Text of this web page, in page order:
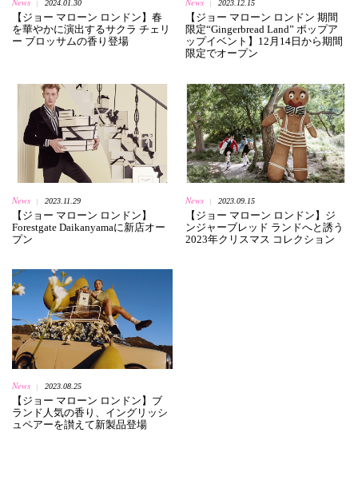
2024.01.30
【ジョー マローン ロンドン】春
を華やかに演出するサクラ チェリ
ー ブロッサムの香り登場
2023.12.15
【ジョー マローン ロンドン 期間
限定“Gingerbread Land” ポップア
ップイベント】12月14日から期間
限定でオープン
News 2023.11.29
【ジョー マローン ロンドン】
Forestgate Daikanyamaに新店オー
プン
News 2023.09.15
【ジョー マローン ロンドン】ジ
ンジャーブレッド ランドへと誘う
2023年クリスマス コレクション
News 2023.08.25
【ジョー マローン ロンドン】ブ
ランド人気の香り、イングリッシ
ュペアーを讃えて新製品登場